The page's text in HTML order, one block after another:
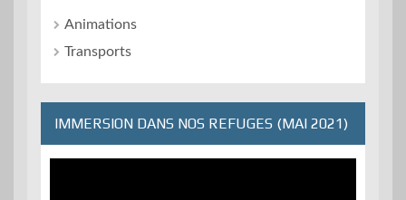
Animations
Transports
IMMERSION DANS NOS REFUGES (MAI 2021)